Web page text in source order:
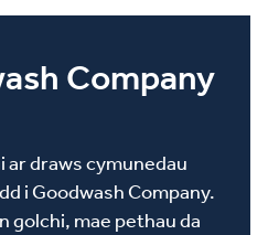
Company
ar draws cymunedau
i Goodwash Company.
golchi, mae pethau da